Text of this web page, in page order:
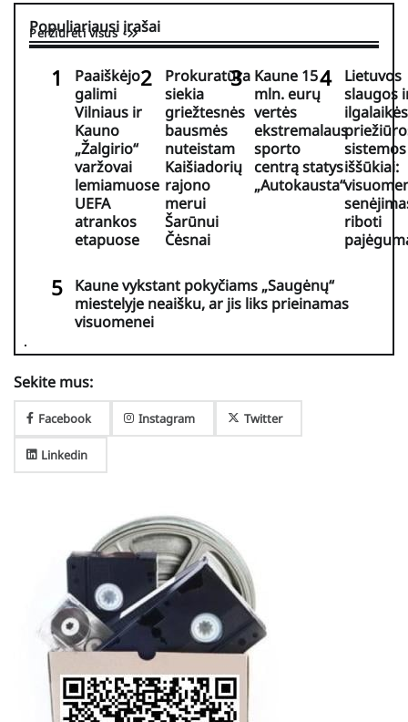
Populiariausi įrašai
Peržiūrėti visus
Paaiškėjo
galimi
Vilniaus ir
Kauno
„Žalgirio“
varžovai
lemiamuose
UEFA
atrankos
etapuose
Prokuratūra
siekia
griežtesnės
bausmės
nuteistam
Kaišiadorių
rajono
merui
Šarūnui
Čėsnai
Kaune 15
mln. eurų
vertės
ekstremalaus
sporto
centrą statys
„Autokausta“
Lietuvos
slaugos
ilgalaikės
sistemos
iššūkiai:
riboti
Kaune vykstant pokyčiams „Saugėnų“
miestelyje neaišku, ar jis liks prieinamas
visuomenei
Sekite mus:
Facebook Instagram Twitter
Linkedin